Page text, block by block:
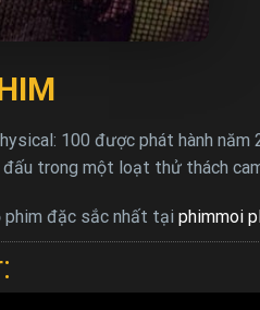
100 được phát hành
trong một loạt thử thách
phim đặc sắc nhất tại phimmoi